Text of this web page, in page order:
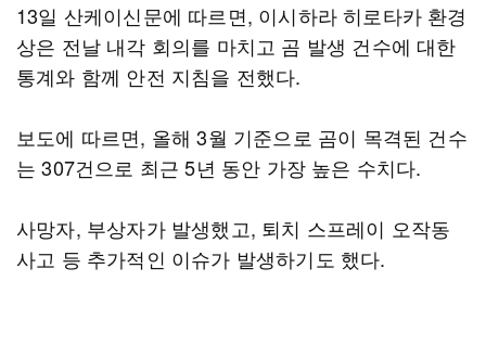
13일 산케이신문에 따르면, 이시하라 히로타카 환경
상은 전날 내각 회의를 마치고 곰 발생 건수에 대한
통계와 함께 안전 지침을 전했다.
보도에 따르면, 올해 3월 기준으로 곰이 목격된 건수
는 307건으로 최근 5년 동안 가장 높은 수치다.
사망자, 부상자가 발생했고, 퇴치 스프레이 오작동
사고 등 추가적인 이슈가 발생하기도 했다.